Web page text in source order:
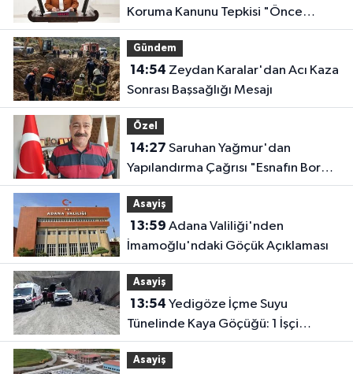
Koruma Kanunu Tepkisi "Önce
Bataklığı Kurutmak Zorundayız"
Gündem
14:54
Sonrası Başsağlığı Mesajı
Özel
14:27
Yapılandırma Çağrısı "Esnafın Borç
Yükü Hafifletilmeli"
Asayiş
13:59
İmamoğlu'ndaki Göçük Açıklaması
Asayiş
13:54
Tünelinde Kaya Göçüğü: 1 İşçi
Hayatını Kaybetti, 1 İşçi Yaralandı
Asayiş